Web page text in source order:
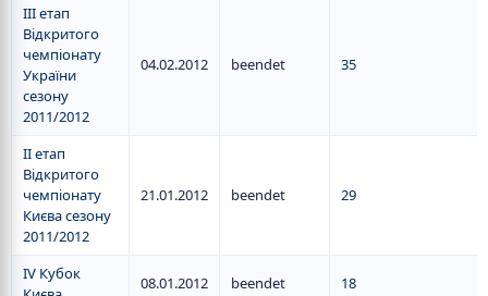
III етап
Відкритого
чемпіонату
України
сезону
2011/2012
04.02.2012 beendet 35
II етап
Відкритого
чемпіонату
Києва сезону
2011/2012
21.01.2012 beendet 29
IV Кубок
08.01.2012 beendet 18